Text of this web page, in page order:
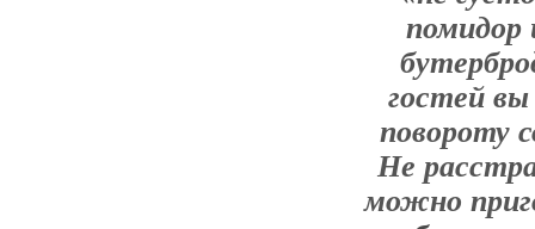
помидор
гостей
повороту
Не
можно